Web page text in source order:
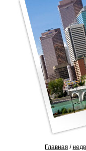
Главная /